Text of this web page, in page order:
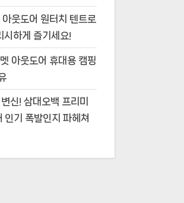
웃도어 원터치 텐트로
시하게 즐기세요!
아웃도어 휴대용 캠핑
신! 삼대오백 프리미
인기 폭발인지 파헤쳐